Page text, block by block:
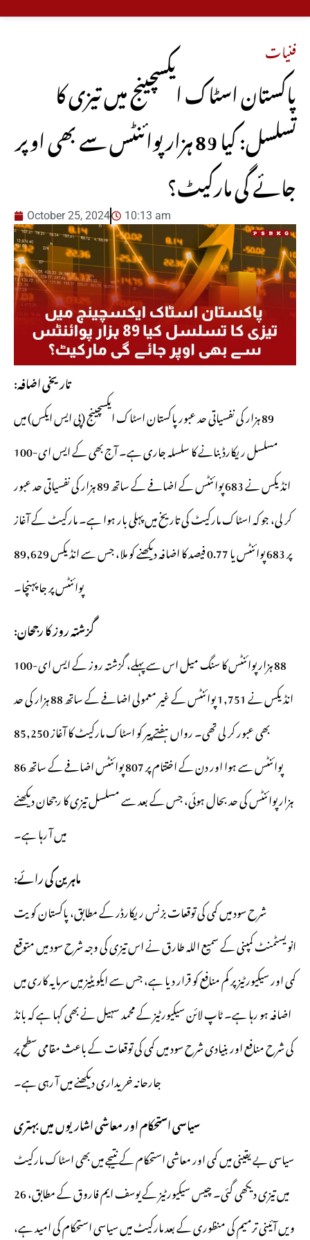
فنیات
پاکستان اسٹاک ایکسچینج میں تیزی کا
تسلسل: کیا 89 ہزار پوائنٹس سے بھی اوپر
جائے گی مارکیٹ؟
October 25, 2024 10:13 am
تاریخی اضافہ:
89 ہزار کی نفسیاتی حد عبور پاکستان اسٹاک ایکسچینج (پی ایس ایکس) میں
مسلسل ریکارڈ بنانے کا سلسلہ جاری ہے۔ آج بھی کے ایس ای-100
انڈیکس نے 683 پوائنٹس کے اضافے کے ساتھ 89 ہزار کی نفسیاتی حد عبور
کر لی، جو کہ اسٹاک مارکیٹ کی تاریخ میں پہلی بار ہوا ہے۔ مارکیٹ کے آغاز
پر 683 پوائنٹس یا 0.77 فیصد کا اضافہ دیکھنے کو ملا، جس سے انڈیکس 89,629
پوائنٹس پر جا پہنچا۔
گزشتہ روز کا رجحان:
88 ہزار پوائنٹس کا سنگ میل اس سے پہلے، گزشتہ روز کے ایس ای-100
انڈیکس نے 1,751 پوائنٹس کے غیر معمولی اضافے کے ساتھ 88 ہزار کی حد
بھی عبور کر لی تھی۔ رواں ہفتے پیر کو اسٹاک مارکیٹ کا آغاز 85,250
پوائنٹس سے ہوا اور دن کے اختتام پر 807 پوائنٹس اضافے کے ساتھ 86
ہزار پوائنٹس کی حد بحال ہوئی، جس کے بعد سے مسلسل تیزی کا رجحان دیکھنے
میں آ رہا ہے۔
ماہرین کی رائے:
شرح سود میں کمی کی توقعات بزنس ریکارڈر کے مطابق، پاکستان کویت
انویسٹمنٹ کمپنی کے سمیع اللہ طارق نے اس تیزی کی وجہ شرح سود میں متوقع
کمی اور سیکیورٹیز پر کم منافع کو قرار دیا ہے، جس سے ایکویٹیز میں سرمایہ کاری میں
اضافہ ہو رہا ہے۔ ٹاپ لائن سیکیورٹیز کے محمد سہیل نے بھی کہا ہے کہ بانڈ
کی شرح منافع اور بنیادی شرح سود میں کمی کی توقعات کے باعث مقامی سطح پر
جارحانہ خریداری دیکھنے میں آ رہی ہے۔
سیاسی استحکام اور معاشی اشاریوں میں بہتری
سیاسی بے یقینی میں کمی اور معاشی استحکام کے نتیجے میں بھی اسٹاک مارکیٹ
میں تیزی دیکھی گئی۔ چیس سیکیورٹیز کے یوسف ایم فاروق کے مطابق، 26
ویں آئینی ترمیم کی منظوری کے بعد مارکیٹ میں سیاسی استحکام کی امید ہے،